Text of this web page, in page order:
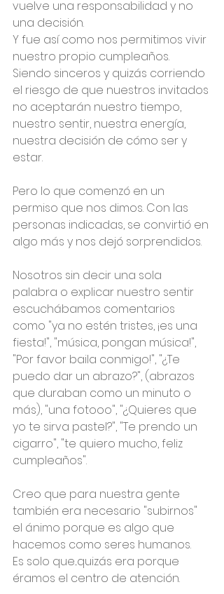
vuelve una responsabilidad y no
una decisión.
Y fue así como nos permitimos vivir
nuestro propio cumpleaños.
Siendo sinceros y quizás corriendo
el riesgo de que nuestros invitados
no aceptarán nuestro tiempo,
nuestro sentir, nuestra energía,
nuestra decisión de cómo ser y
estar.
Pero lo que comenzó en un
permiso que nos dimos. Con las
personas indicadas, se convirtió en
algo más y nos dejó sorprendidos.
Nosotros sin decir una sola
palabra o explicar nuestro sentir
escuchábamos comentarios
como "ya no estén tristes, ¡es una
fiesta!", "música, pongan música!",
"Por favor baila conmigo!", "¿Te
puedo dar un abrazo?", (abrazos
que duraban como un minuto o
más), "una fotooo", "¿Quieres que
yo te sirva pastel?", "Te prendo un
cigarro", "te quiero mucho, feliz
cumpleaños".
Creo que para nuestra gente
también era necesario "subirnos"
el ánimo porque es algo que
hacemos como seres humanos.
Es solo que...quizás era porque
éramos el centro de atención.